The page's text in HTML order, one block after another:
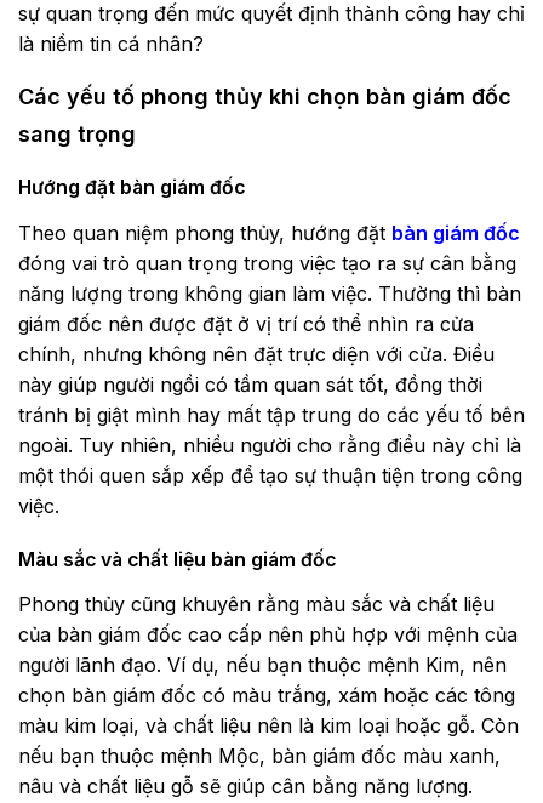
sự quan trọng đến mức quyết định thành công hay chỉ
là niềm tin cá nhân?
Các yếu tố phong thủy khi chọn bàn giám đốc
sang trọng
Hướng đặt bàn giám đốc
Theo quan niệm phong thủy, hướng đặt bàn giám đốc
đóng vai trò quan trọng trong việc tạo ra sự cân bằng
năng lượng trong không gian làm việc. Thường thì bàn
giám đốc nên được đặt ở vị trí có thể nhìn ra cửa
chính, nhưng không nên đặt trực diện với cửa. Điều
này giúp người ngồi có tầm quan sát tốt, đồng thời
tránh bị giật mình hay mất tập trung do các yếu tố bên
ngoài. Tuy nhiên, nhiều người cho rằng điều này chỉ là
một thói quen sắp xếp để tạo sự thuận tiện trong công
việc.
Màu sắc và chất liệu bàn giám đốc
Phong thủy cũng khuyên rằng màu sắc và chất liệu
của bàn giám đốc cao cấp nên phù hợp với mệnh của
người lãnh đạo. Ví dụ, nếu bạn thuộc mệnh Kim, nên
chọn bàn giám đốc có màu trắng, xám hoặc các tông
màu kim loại, và chất liệu nên là kim loại hoặc gỗ. Còn
nếu bạn thuộc mệnh Mộc, bàn giám đốc màu xanh,
nâu và chất liệu gỗ sẽ giúp cân bằng năng lượng.